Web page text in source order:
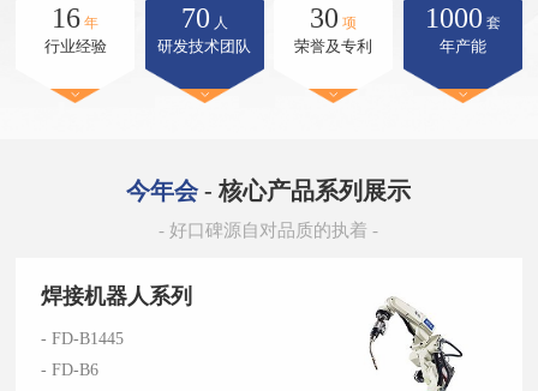
16 年
行业经验
70 人
研发技术团队
30 项
荣誉及专利
1000 套
年产能
今年会- 核心产品系列展示
- 好口碑源自对品质的执着 -
焊接机器人系列
- FD-B1445
- FD-B6